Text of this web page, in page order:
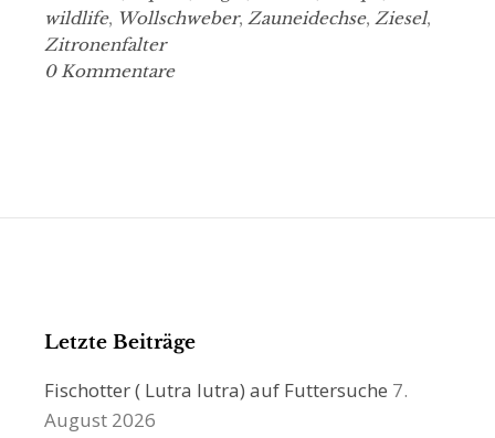
wildlife, Wollschweber, Zauneidechse, Ziesel,
Zitronenfalter
0 Kommentare
Letzte Beiträge
Fischotter ( Lutra lutra) auf Futtersuche 7.
August 2026